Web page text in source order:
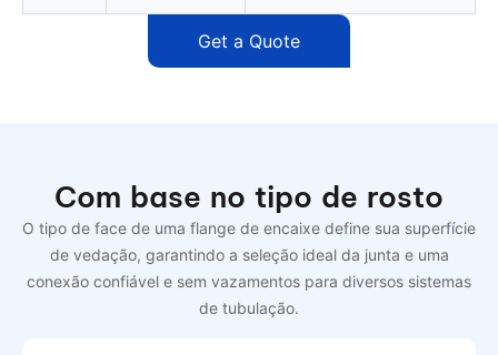
Get a Quote
Com base no tipo de rosto
O tipo de face de uma flange de encaixe define sua superfície
de vedação, garantindo a seleção ideal da junta e uma
conexão confiável e sem vazamentos para diversos sistemas
de tubulação.